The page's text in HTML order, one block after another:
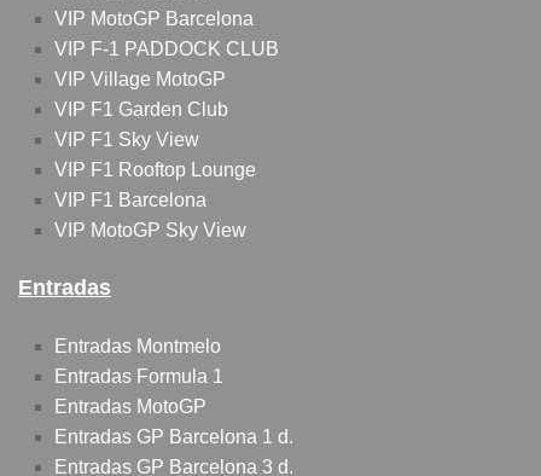
VIP MotoGP Barcelona
VIP F-1 PADDOCK CLUB
VIP Village MotoGP
VIP F1 Garden Club
VIP F1 Sky View
VIP F1 Rooftop Lounge
VIP F1 Barcelona
VIP MotoGP Sky View
Entradas
Entradas Montmelo
Entradas Formula 1
Entradas MotoGP
Entradas GP Barcelona 1 d.
Entradas GP Barcelona 3 d.